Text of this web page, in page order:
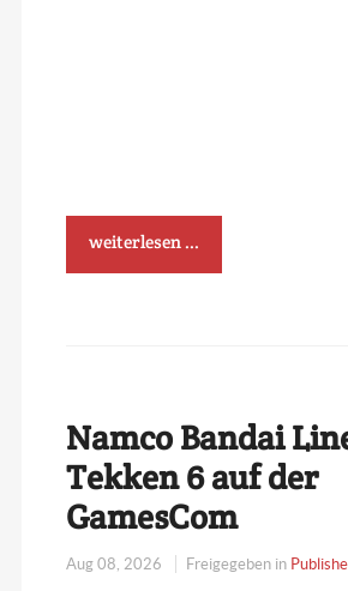
weiterlesen ...
Namco Bandai
Tekken 6 auf der
GamesCom
Aug 08, 2026 Freigegeben in